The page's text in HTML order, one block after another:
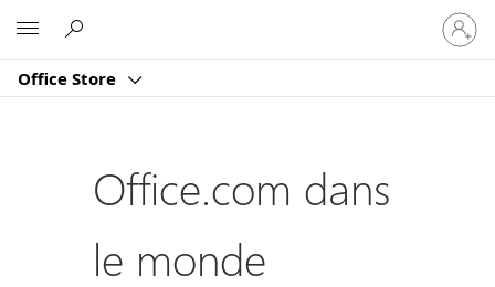
Office Store
vous
à
compte
Office.com dans
le monde